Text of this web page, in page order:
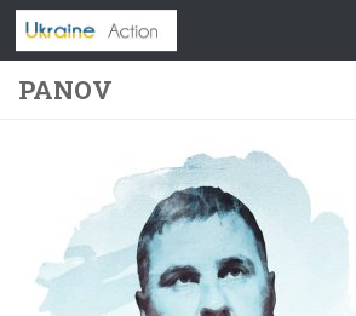
Skip to content
PANOV